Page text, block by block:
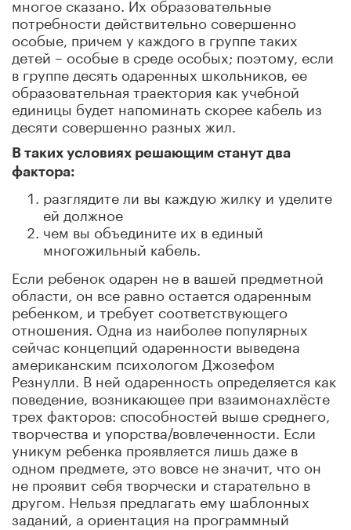
потребности действительно совершенно
особые, причем у каждого в группе таких
детей – особые в среде особых; поэтому, если
в группе десять одаренных школьников, ее
образовательная траектория как учебной
единицы будет напоминать скорее кабель из
десяти совершенно разных жил.
В таких условиях решающим станут два
фактора:
разглядите ли вы каждую жилку и уделите
ей должное
чем вы объедините их в единый
многожильный кабель.
Если ребенок одарен не в вашей предметной
области, он все равно остается одаренным
ребенком, и требует соответствующего
отношения. Одна из наиболее популярных
сейчас концепций одаренности выведена
американским психологом Джозефом
Резнулли. В ней одаренность определяется как
поведение, возникающее при взаимонахлёсте
трех факторов: способностей выше среднего,
творчества и упорства/вовлеченности. Если
уникум ребенка проявляется лишь даже в
одном предмете, это вовсе не значит, что он
не проявит себя творчески и старательно в
другом. Нельзя предлагать ему шаблонных
заданий, а ориентация на программный